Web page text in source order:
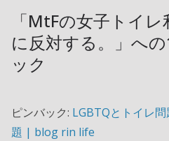
「MtFの女子トイレ
に反対する。
」へ
ック
ピンバック: LGBTQとトイレ
題 | blog rin life